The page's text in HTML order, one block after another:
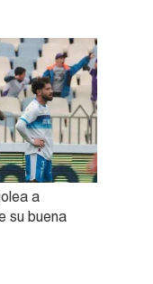
a
su buena